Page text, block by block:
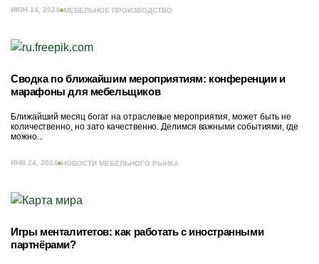
ИЮН 14, 2024 МЕБЕЛЬНОЕ ПРОИЗВОДСТВО
Сводка по ближайшим мероприятиям: конференции и
марафоны для мебельщиков
Ближайший месяц богат на отраслевые мероприятия, может быть не
количественно, но зато качественно. Делимся важными событиями, где
можно...
ЯНВ 24, 2024 НОВОСТИ МЕБЕЛЬНОГО РЫНКА
Игры менталитетов: как работать с иностранными
партнёрами?